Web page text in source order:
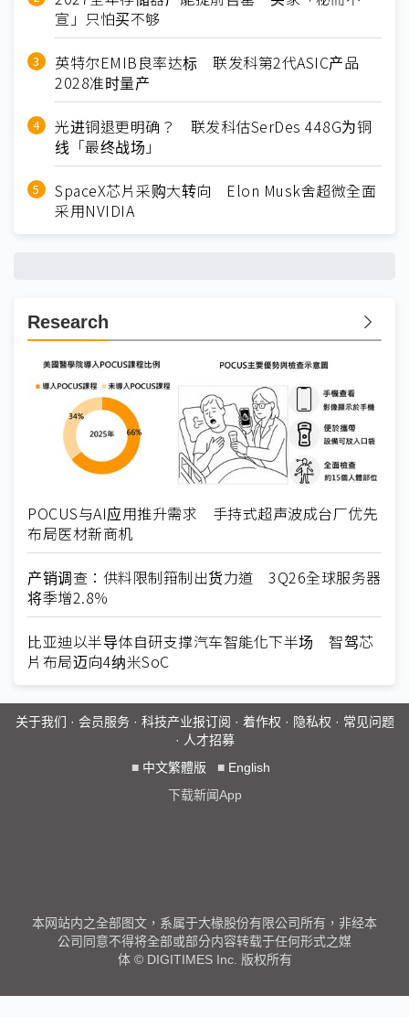
宣」只怕买不够
英特尔EMIB良率达标 联发科第2代ASIC产品
2028准时量产
光进铜退更明确？ 联发科估SerDes 448G为铜
线「最终战场」
SpaceX芯片采购大转向 Elon Musk舍超微全面
采用NVIDIA
Research
POCUS与AI应用推升需求 手持式超声波成台厂优先
布局医材新商机
产销调查：供料限制箝制出货力道 3Q26全球服务器
将季增2.8％
比亚迪以半导体自研支撑汽车智能化下半场 智驾芯
片布局迈向4纳米SoC
关于我们 · 会员服务· 科技产业报订阅 · 着作权 · 隐私权 · 常见问题
· 人才招募
■ 中文繁體版 ■ English
下载新闻App
本网站内之全部图文，系属于大椽股份有限公司所有，非经本
公司同意不得将全部或部分内容转载于任何形式之媒
体 © DIGITIMES Inc. 版权所有